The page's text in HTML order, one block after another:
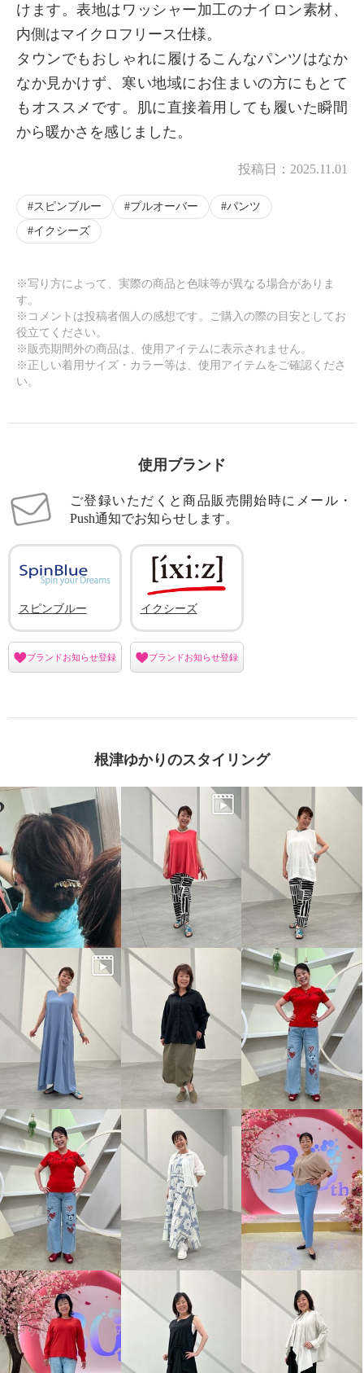
けます。表地はワッシャー加工のナイロン素材、
内側はマイクロフリース仕様。
タウンでもおしゃれに履けるこんなパンツはなか
なか見かけず、寒い地域にお住まいの方にもとて
もオススメです。肌に直接着用しても履いた瞬間
から暖かさを感じました。
投稿日： 2025.11.01
スピンブルー プルオーバー
パンツ
イクシーズ
※写り方によって、実際の商品と色味等が異なる場合がありま
す。
※コメントは投稿者個人の感想です。ご購入の際の目安としてお
役立てください。
※販売期間外の商品は、使用アイテムに表示されません。
※正しい着用サイズ・カラー等は、使用アイテムをご確認くださ
い。
使用ブランド
ご登録いただくと商品販売開始時にメール・
Push通知でお知らせします。
スピンブルー
ブランドお知らせ登録
イクシーズ
ブランドお知らせ登録
根津ゆかりのスタイリング